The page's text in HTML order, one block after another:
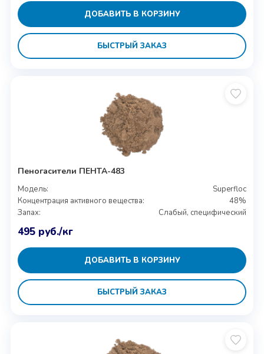
ДОБАВИТЬ В КОРЗИНУ
БЫСТРЫЙ ЗАКАЗ
Пеногасители ПЕНТА-483
Модель:
Superfloc
Концентрация активного вещества:
48%
Запах:
Слабый, специфический
495 руб./кг
ДОБАВИТЬ В КОРЗИНУ
БЫСТРЫЙ ЗАКАЗ